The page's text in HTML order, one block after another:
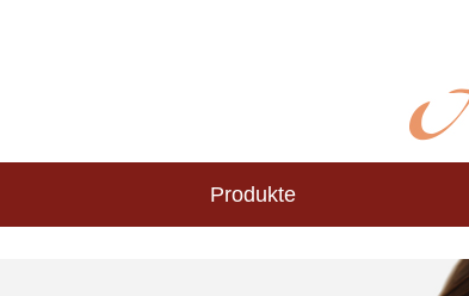
Produkte